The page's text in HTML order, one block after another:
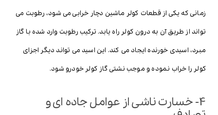
زمانی که یکی از قطعات کولر ماشین دچار خرابی می شود، رطوبت می
تواند از طریق آن به درون کولر راه یابد. ترکیب رطوبت وارد شده با گاز
مبرد، اسیدی خورنده ایجاد می کند. این اسید می تواند دیگر اجزای
کولر را خراب نموده و موجب نشتی گاز کولر خودرو شود.
4- خسارت ناشی از عوامل جاده ای و